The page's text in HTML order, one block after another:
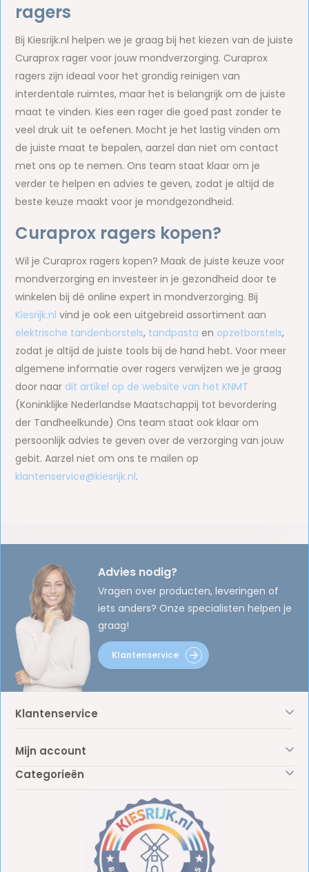
ragers
Bij Kiesrijk.nl helpen we je graag bij het kiezen van de juiste
Curaprox rager voor jouw mondverzorging. Curaprox
ragers zijn ideaal voor het grondig reinigen van
interdentale ruimtes, maar het is belangrijk om de juiste
maat te vinden. Kies een rager die goed past zonder te
veel druk uit te oefenen. Mocht je het lastig vinden om
de juiste maat te bepalen, aarzel dan niet om contact
met ons op te nemen. Ons team staat klaar om je
verder te helpen en advies te geven, zodat je altijd de
beste keuze maakt voor je mondgezondheid.
Curaprox ragers kopen?
Wil je Curaprox ragers kopen? Maak de juiste keuze voor
mondverzorging en investeer in je gezondheid door te
winkelen bij dé online expert in mondverzorging. Bij
Kiesrijk.nl vind je ook een uitgebreid assortiment aan
elektrische tandenborstels, tandpasta en opzetborstels,
zodat je altijd de juiste tools bij de hand hebt. Voor meer
algemene informatie over ragers verwijzen we je graag
door naar dit artikel op de website van het KNMT
(Koninklijke Nederlandse Maatschappij tot bevordering
der Tandheelkunde) Ons team staat ook klaar om
persoonlijk advies te geven over de verzorging van jouw
gebit. Aarzel niet om ons te mailen op
klantenservice@kiesrijk.nl.
Advies nodig?
Vragen over producten, leveringen of
iets anders? Onze specialisten helpen je
graag!
Klantenservice
Klantenservice
Mijn account
Categorieën